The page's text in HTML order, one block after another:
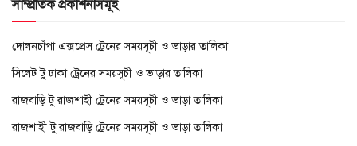
সাম্প্রতিক প্রকাশনাসমূহ
দোলনচাঁপা এক্সপ্রেস ট্রেনের সময়সূচী ও ভাড়ার তালিকা
সিলেট টু ঢাকা ট্রেনের সময়সূচী ও ভাড়ার তালিকা
রাজবাড়ি টু রাজশাহী ট্রেনের সময়সূচী ও ভাড়া তালিকা
রাজশাহী টু রাজবাড়ি ট্রেনের সময়সূচী ও ভাড়া তালিকা